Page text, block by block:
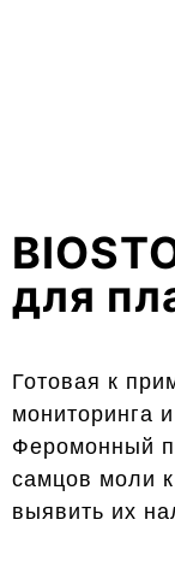
для
Готовая к
мониторинга
Феромонный
самцов моли
выявить их